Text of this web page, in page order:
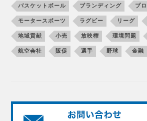
バスケットボール ブランディング プ
モータースポーツ ラグビー リーグ
地域貢献 小売 放映権 環境問題
航空会社 販促 選手 野球 金融